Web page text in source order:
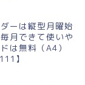
ーは縦型月曜始
月できて使いや
は無料（A4）
】